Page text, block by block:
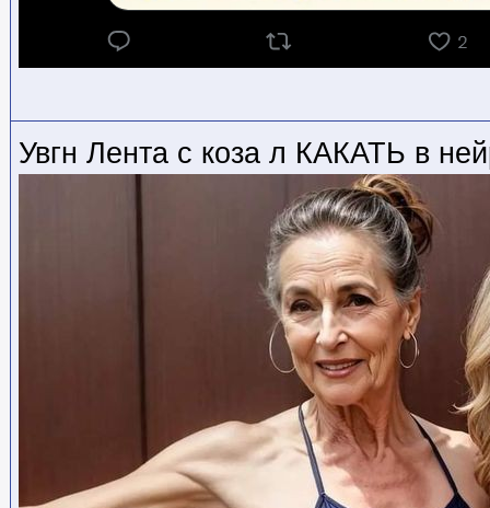
Увгн Лента с коза л КАКАТЬ в